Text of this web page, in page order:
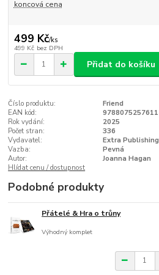
koncová cena
499 Kč/ks
499 Kč bez DPH
Přidat do košíku
Číslo produktu:
Friend
EAN kód:
9788075257611
Rok vydání:
2025
Počet stran:
336
Vydavatel:
Extra Publishing
Vazba:
Pevná
Autor:
Joanna Hagan
Hlídat cenu / dostupnost
Podobné produkty
Přátelé & Hra o trůny
Výhodný komplet